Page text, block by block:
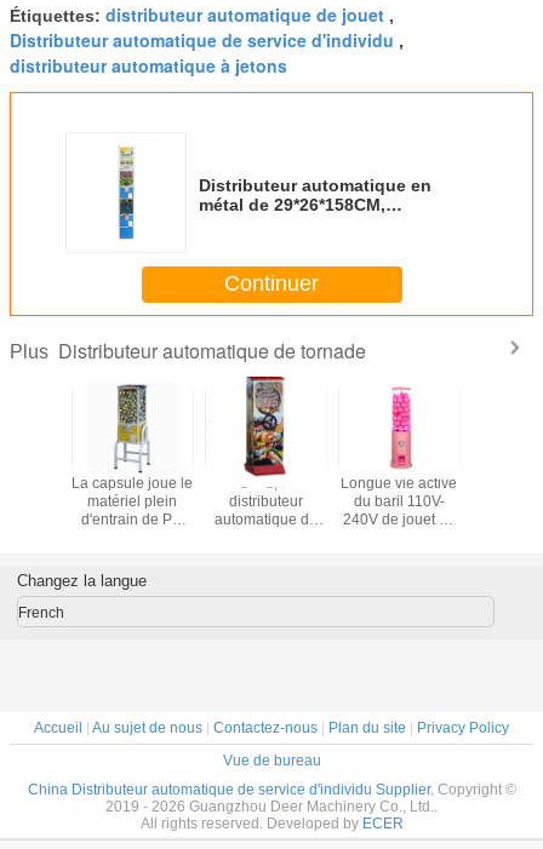
Étiquettes: distributeur automatique de jouet ,
Distributeur automatique de service d'individu ,
distributeur automatique à jetons
Distributeur automatique en
métal de 29*26*158CM,
Continuer
Plus Distributeur automatique de tornade
de
jetons
La capsule joue le
matériel plein
d'entrain de PC
boule avec le
nouveau support
1" - 1,4"
distributeur
automatique de
CE
Longue vie active
du baril 110V-
240V de jouet de
couleur grande de
Changez la langue
French
Accueil | Au sujet de nous | Contactez-nous | Plan du site | Privacy Policy
Vue de bureau
China Distributeur automatique de service d'individu Supplier. Copyright ©
2019 - 2026 Guangzhou Deer Machinery Co., Ltd..
All rights reserved. Developed by ECER